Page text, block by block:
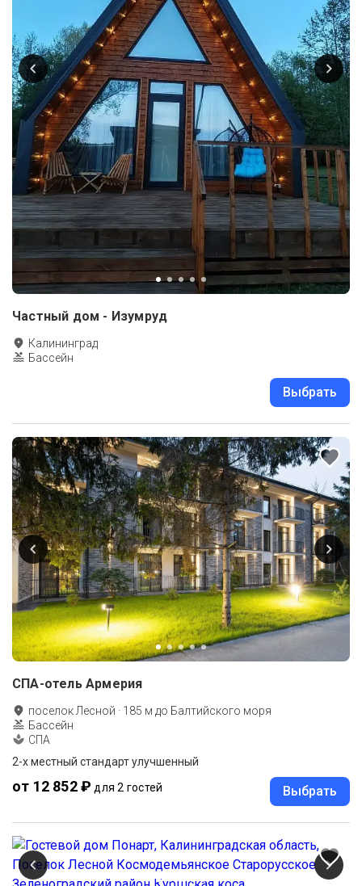
Частный дом - Изумруд
Калининград
Бассейн
Выбрать
СПА-отель Армерия
поселок Лесной · 185 м до Балтийского моря
Бассейн
СПА
2-x местный стандарт улучшенный
от 12 852 ₽ для 2 гостей Выбрать